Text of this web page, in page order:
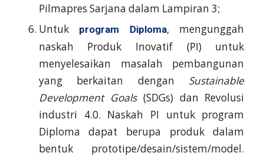
Pilmapres Sarjana dalam Lampiran 3;
Untuk
program Diploma, mengunggah
naskah Produk Inovatif (PI) untuk
menyelesaikan masalah pembangunan
yang berkaitan dengan Sustainable
Development Goals (SDGs) dan Revolusi
industri 4.0. Naskah PI untuk program
Diploma dapat berupa produk dalam
bentuk prototipe/desain/sistem/model.